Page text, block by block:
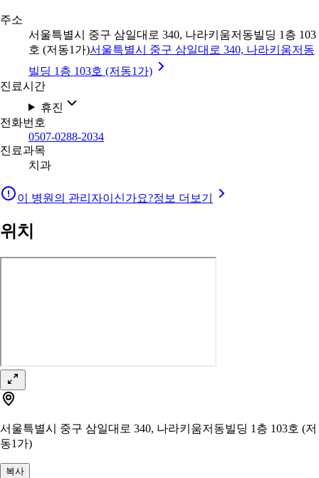
주소
서울특별시 중구 삼일대로 340, 나라키움저동빌딩 1층 103
호 (저동1가)서울특별시 중구 삼일대로 340, 나라키움저동
빌딩 1층 103호 (저동1가)
진료시간
휴진
전화번호
0507-0288-2034
진료과목
치과
이 병원의 관리자이신가요?정보 더보기
위치
서울특별시 중구 삼일대로 340, 나라키움저동빌딩 1층 103호 (저
동1가)
복사